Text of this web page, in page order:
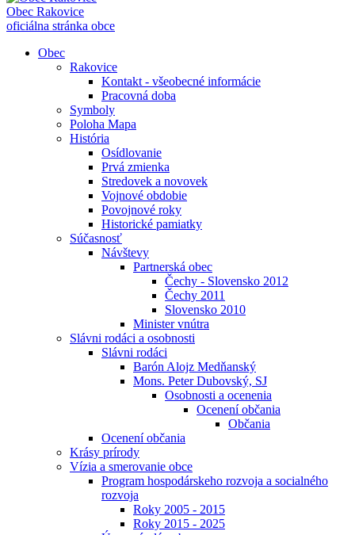
Obec Rakovice
oficiálna stránka obce
Obec
Rakovice
Kontakt - všeobecné informácie
Pracovná doba
Symboly
Poloha Mapa
História
Osídlovanie
Prvá zmienka
Stredovek a novovek
Vojnové obdobie
Povojnové roky
Historické pamiatky
Súčasnosť
Návštevy
Partnerská obec
Čechy - Slovensko 2012
Čechy 2011
Slovensko 2010
Minister vnútra
Slávni rodáci a osobnosti
Slávni rodáci
Barón Alojz Medňanský
Mons. Peter Dubovský, SJ
Osobnosti a ocenenia
Ocenení občania
Občania
Ocenení občania
Krásy prírody
Vízia a smerovanie obce
Program hospodárskeho rozvoja a socialného
rozvoja
Roky 2005 - 2015
Roky 2015 - 2025